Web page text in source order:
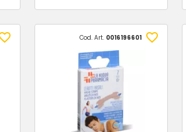
Cod. Art. 0016196601